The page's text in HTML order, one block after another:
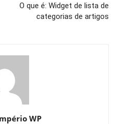
O que é: Widget de lista de
categorias de artigos
WP